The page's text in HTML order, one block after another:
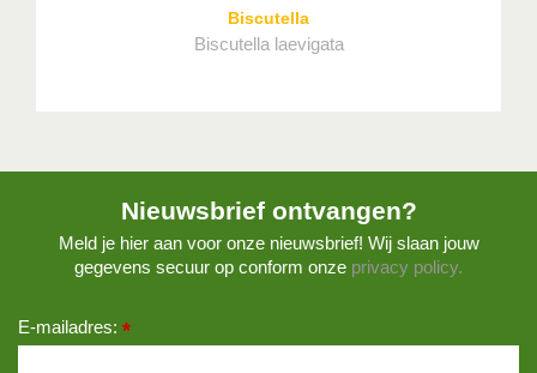
Biscutella
Biscutella laevigata
Nieuwsbrief ontvangen?
Meld je hier aan voor onze nieuwsbrief! Wij slaan jouw
gegevens secuur op conform onze privacy policy.
E-mailadres: *